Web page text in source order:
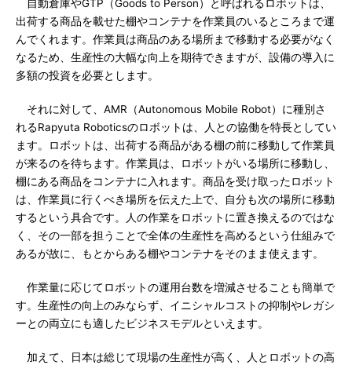
自動倉庫やGTP（Goods to Person）と呼ばれるロボットは、
出荷する商品を載せた棚やコンテナを作業員のいるところまで運
んでくれます。作業員は商品のある場所まで移動する必要がなく
なるため、生産性の大幅な向上を期待できますが、設備の導入に
多額の投資を必要とします。
それに対して、AMR（Autonomous Mobile Robot）に種別さ
れるRapyuta Roboticsのロボットは、人との協働を特長としてい
ます。ロボットは、出荷する商品がある棚の前に移動して作業員
が来るのを待ちます。作業員は、ロボットがいる場所に移動し、
棚にある商品をコンテナに入れます。商品を受け取ったロボット
は、作業員に行くべき場所を伝えた上で、自分も次の場所に移動
するという具合です。人の作業をロボットに置き換えるのではな
く、その一部を担うことで全体の生産性を高めるという仕組みで
あるが故に、もとからある棚やコンテナをそのまま使えます。
作業量に応じてロボットの運用台数を増減させることも簡単で
す。生産性の向上のみならず、イニシャルコストの抑制やレガシ
ーとの両立にも適したビジネスモデルといえます。
加えて、日本は総じて現場の生産性が高く、人とロボットの高